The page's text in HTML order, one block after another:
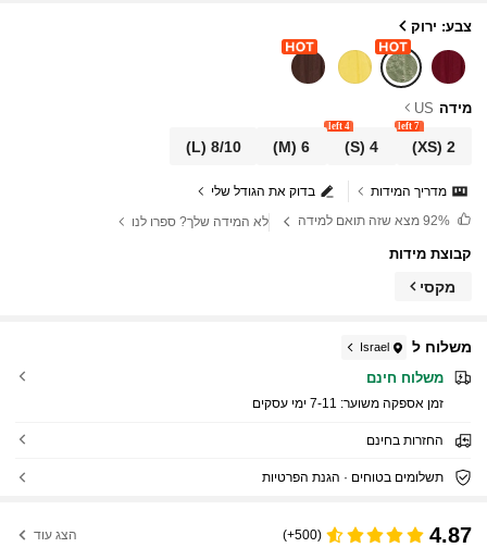
צבע: ירוק
מידה US
2
(XS)
7 left
4
(S)
4 left
6
(M)
8/10
(L)
בדוק את הגודל שלי
מדריך המידות
מצא שזה תואם למידה לא המידה שלך? ספרו לנו
קבוצת מידות
מקסי
משלוח ל Israel
משלוח חינם
זמן אספקה ​​משוער: 7-11 ימי עסקים
החזרות בחינם
תשלומים בטוחים · הגנת הפרטיות
4.87
(500+) הצג עוד